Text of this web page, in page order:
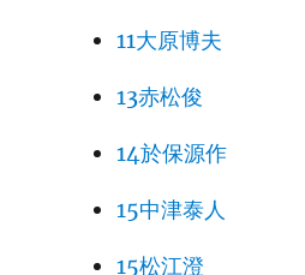
11大原博夫
13赤松俊
14於保源作
15中津泰人
15松江澄